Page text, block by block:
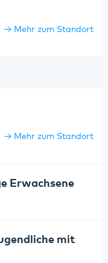
Mehr zum Standort
Mehr zum Standort
Erwachsene
mit